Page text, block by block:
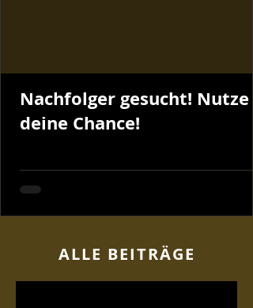
Nachfolger gesucht! Nutze
deine Chance!
ALLE BEITRÄGE